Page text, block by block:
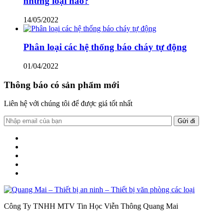
14/05/2022
Phân loại các hệ thống báo cháy tự động
01/04/2022
Thông báo có sản phẩm mới
Liên hệ với chúng tôi để được giá tốt nhất
Công Ty TNHH MTV Tin Học Viễn Thông Quang Mai